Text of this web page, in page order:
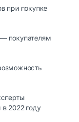
при покупке
покупателям
в 2022 году